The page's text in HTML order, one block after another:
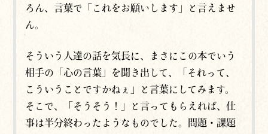
ろん、言葉で「これをお願いします」と言えませ
ん。
そういう人達の話を気長に、まさにこの本でいう
相手の「心の言葉」を聞き出して、「それって、
こういうことですかねぇ」と言葉にしてみます。
そこで、「そうそう！」と言ってもらえれば、仕
事は半分終わったようなものでした。問題・課題